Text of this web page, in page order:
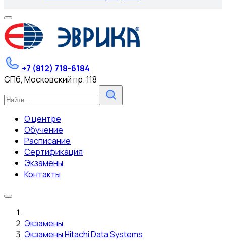
+7 (812) 718-6184
СПб, Московский пр. 118
О центре
Обучение
Расписание
Сертификация
Экзамены
Контакты
Экзамены
Экзамены Hitachi Data Systems